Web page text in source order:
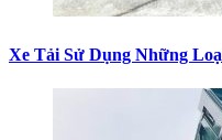
Xe Tải Sử Dụng Những